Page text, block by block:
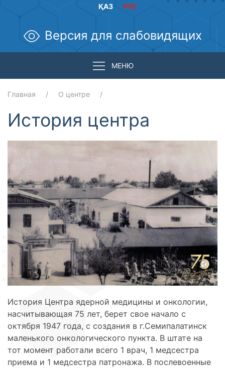
РУС
ҚАЗ
Версия для слабовидящих
МЕНЮ
Главная О центре
История центра
История Центра ядерной медицины и онкологии,
насчитывающая 75 лет, берет свое начало с
октября 1947 года, с создания в г.Семипалатинск
маленького онкологического пункта. В штате на
тот момент работали всего 1 врач, 1 медсестра
приема и 1 медсестра патронажа. В послевоенные